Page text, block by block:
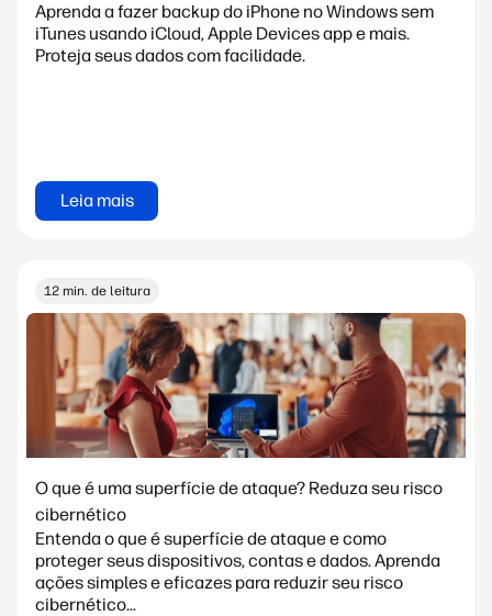
Aprenda a fazer backup do iPhone no Windows sem
iTunes usando iCloud, Apple Devices app e mais.
Proteja seus dados com facilidade.
Leia mais
12 min. de leitura
O que é uma superfície de ataque? Reduza seu risco
cibernético
Entenda o que é superfície de ataque e como
proteger seus dispositivos, contas e dados. Aprenda
ações simples e eficazes para reduzir seu risco
cibernético...